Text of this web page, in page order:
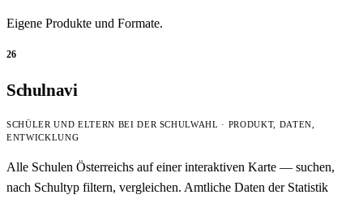
Eigene Produkte und Formate.
26
Schulnavi
SCHÜLER UND ELTERN BEI DER SCHULWAHL · PRODUKT, DATEN,
ENTWICKLUNG
Alle Schulen Österreichs auf einer interaktiven Karte — suchen,
nach Schultyp filtern, vergleichen. Amtliche Daten der Statistik